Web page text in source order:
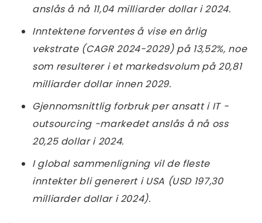
anslås å nå 11,04 milliarder dollar i 2024.
Inntektene forventes å vise en årlig
vekstrate (CAGR 2024-2029) på 13,52%, noe
som resulterer i et markedsvolum på 20,81
milliarder dollar innen 2029.
Gjennomsnittlig forbruk per ansatt i IT -
outsourcing -markedet anslås å nå oss
20,25 dollar i 2024.
I global sammenligning vil de fleste
inntekter bli generert i USA (USD 197,30
milliarder dollar i 2024).